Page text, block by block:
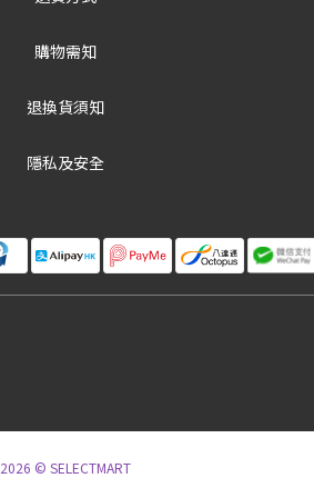
購物需知
退換貨須知
隱私及安全
2026 © SELECTMART